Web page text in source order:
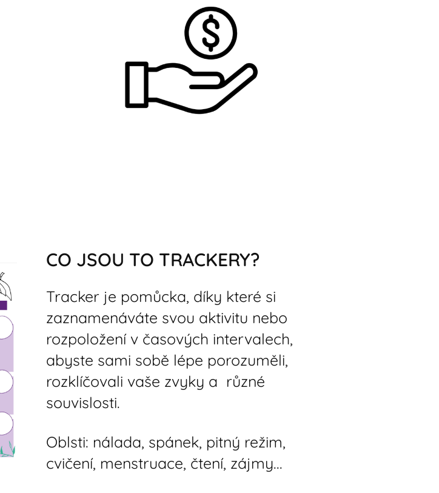
CO JSOU TO TRACKERY?
Tracker je pomůcka, díky které si
zaznamenáváte svou aktivitu nebo
rozpoložení v časových intervalech,
abyste sami sobě lépe porozuměli,
rozklíčovali vaše zvyky a různé
souvislosti.
Oblsti: nálada, spánek, pitný režim,
cvičení, menstruace, čtení, zájmy...